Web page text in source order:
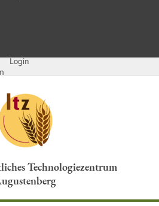
Login
Technologiezentrum